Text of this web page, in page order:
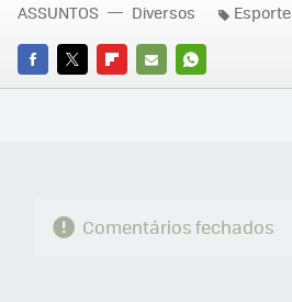
FACEBOOK
TWITTERFLIPBOARD
E-
WHATSAPP
ASSUNTOS Diversos Esporte
Comentários fechados